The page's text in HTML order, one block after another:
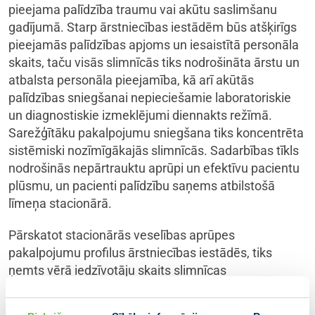
pieejama palīdzība traumu vai akūtu saslimšanu
gadījumā. Starp ārstniecības iestādēm būs atšķirīgs
pieejamās palīdzības apjoms un iesaistītā personāla
skaits, taču visās slimnīcās tiks nodrošināta ārstu un
atbalsta personāla pieejamība, kā arī akūtās
palīdzības sniegšanai nepieciešamie laboratoriskie
un diagnostiskie izmeklējumi diennakts režīmā.
Sarežģītāku pakalpojumu sniegšana tiks koncentrēta
sistēmiski nozīmīgākajās slimnīcās. Sadarbības tīkls
nodrošinās nepārtrauktu aprūpi un efektīvu pacientu
plūsmu, un pacienti palīdzību saņems atbilstošā
līmeņa stacionārā.
Pārskatot stacionārās veselības aprūpes
pakalpojumu profilus ārstniecības iestādēs, tiks
ņemts vērā iedzīvotāju skaits slimnīcas